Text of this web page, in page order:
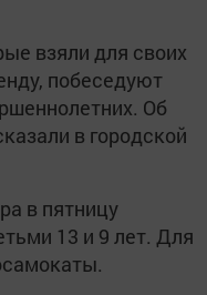
взяли для своих
побеседуют
Об
в городской
в пятницу
13 и 9 лет. Для